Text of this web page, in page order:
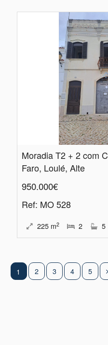
Faro, Loulé, Alte
950.000€
Ref: MO 528
225 m2 2 5
1 2 3 4 5